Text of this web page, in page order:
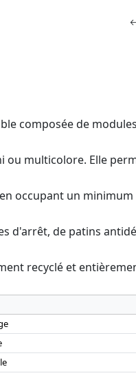
composée de
ou multicolore. Elle
occupant un minimum
d'arrêt, de patins
recyclé et